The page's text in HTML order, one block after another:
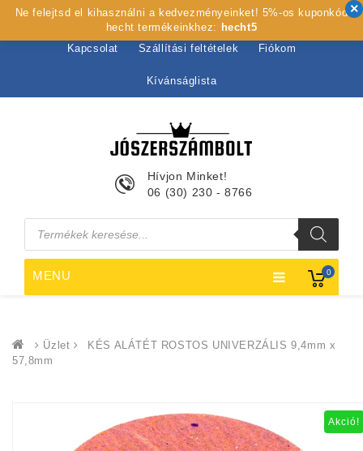
Kezdőlap Rólunk Webshop Szolgáltatások
Kapcsolat Szállítási feltételek Fiókom
Kívánságlista
0
Hívjon Minket!
06 (30) 230 - 8766
Products
search
MENU
Üzlet
KÉS ALÁTÉT ROSTOS UNIVERZÁLIS 9,4mm x
57,8mm
Akció!
Ne felejtsd el kihasználni a kedvezményeinket! 5%-os kuponkód
hecht termékeinkhez: hecht5